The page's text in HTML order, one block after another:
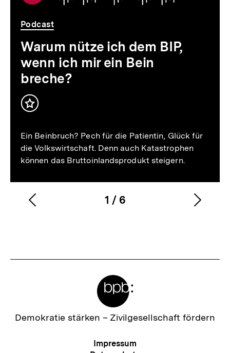
Podcast
Warum nütze ich dem BIP,
wenn ich mir ein Bein
breche?
Inhalt
Ein Beinbruch? Pech für die Patientin, Glück für
die Volkswirtschaft. Denn auch Katastrophen
können das Bruttoinlandsprodukt steigern.
Karussellinhalt
1
von
/ 6
Vorherigen
Zur
Demokratie stärken – Zivilgesellschaft fördern
Meta-
Impressum